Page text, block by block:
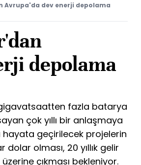
Avrupa'da dev enerji depolama
depolama
fazla batarya
çok yıllı bir anlaşmaya
hayata geçirilecek projelerin
olması, 20 yıllık gelir
çıkması bekleniyor.